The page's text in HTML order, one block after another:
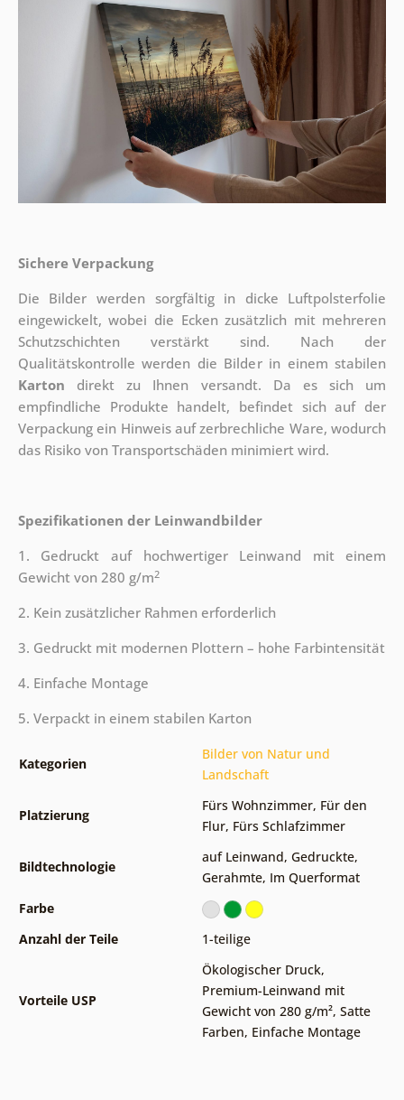
Sichere Verpackung
Die Bilder werden sorgfältig in dicke Luftpolsterfolie
eingewickelt, wobei die Ecken zusätzlich mit mehreren
Schutzschichten verstärkt sind. Nach der
Qualitätskontrolle werden die Bilder in einem stabilen
Karton direkt zu Ihnen versandt. Da es sich um
empfindliche Produkte handelt, befindet sich auf der
Verpackung ein Hinweis auf zerbrechliche Ware, wodurch
das Risiko von Transportschäden minimiert wird.
Spezifikationen der Leinwandbilder
1. Gedruckt auf hochwertiger Leinwand mit einem
Gewicht von 280 g/m2
2. Kein zusätzlicher Rahmen erforderlich
3. Gedruckt mit modernen Plottern – hohe Farbintensität
4. Einfache Montage
5. Verpackt in einem stabilen Karton
Kategorien
Bilder von Natur und
Landschaft
Platzierung
Fürs Wohnzimmer, Für den
Flur, Fürs Schlafzimmer
Bildtechnologie
auf Leinwand, Gedruckte,
Gerahmte, Im Querformat
Farbe
Anzahl der Teile
1-teilige
Vorteile USP
Ökologischer Druck,
Premium-Leinwand mit
Gewicht von 280 g/m², Satte
Farben, Einfache Montage